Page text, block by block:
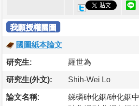
我願授權國圖
國圖紙本論文
研究生: 羅世為
研究生(外文): Shih-Wei Lo
論文名稱:
銻磷砷化銦/砷化銦